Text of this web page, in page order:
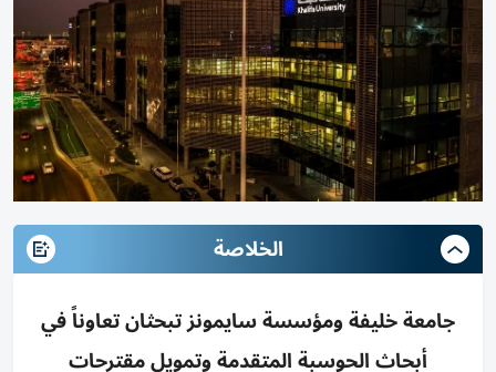
الخلاصة
جامعة خليفة ومؤسسة سايمونز تبحثان تعاوناً في
أبحاث الحوسبة المتقدمة وتمويل مقترحات